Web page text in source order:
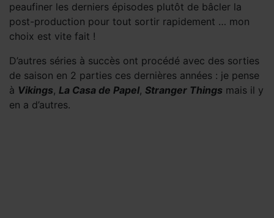
peaufiner les derniers épisodes plutôt de bâcler la
post-production pour tout sortir rapidement … mon
choix est vite fait !
D’autres séries à succès ont procédé avec des sorties
de saison en 2 parties ces dernières années : je pense
à Vikings, La Casa de Papel, Stranger Things mais il y
en a d’autres.